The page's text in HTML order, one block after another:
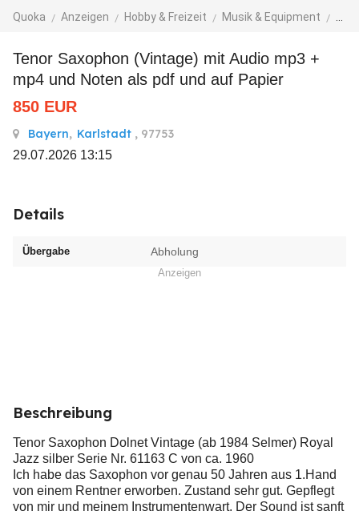
Quoka Anzeigen Hobby & Freizeit Musik & Equipment
Tenor Saxophon (Vintage) mit Audio mp3 +
mp4 und Noten als pdf und auf Papier
850 EUR
Bayern, Karlstadt , 97753
29.07.2026 13:15
Details
Übergabe Abholung
Anzeigen
Beschreibung
Tenor Saxophon Dolnet Vintage (ab 1984 Selmer) Royal
Jazz silber Serie Nr. 61163 C von ca. 1960
Ich habe das Saxophon vor genau 50 Jahren aus 1.Hand
von einem Rentner erworben. Zustand sehr gut. Gepflegt
von mir und meinem Instrumentenwart. Der Sound ist sanft